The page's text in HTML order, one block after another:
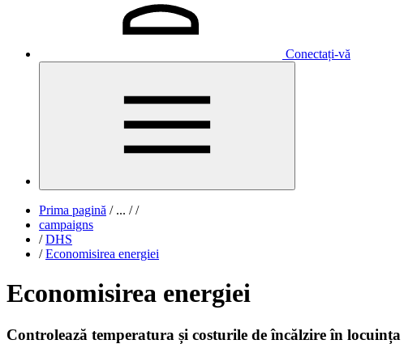
Conectați-vă
Prima pagină /... / /
campaigns
/ DHS
/ Economisirea energiei
Economisirea energiei
Controlează temperatura și costurile de încălzire în locuința